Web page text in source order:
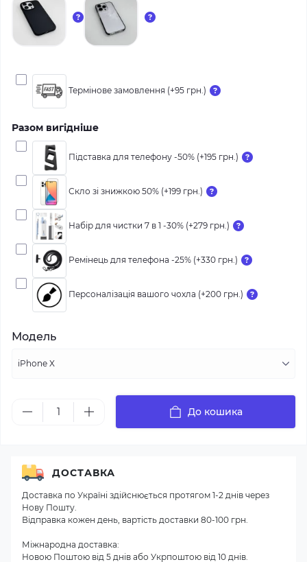
Термінове замовлення (+95 грн.)
Разом вигідніше
Підставка для телефону -50% (+195 грн.)
Скло зі знижкою 50% (+199 грн.)
Набір для чистки 7 в 1 -30% (+279 грн.)
Ремінець для телефона -25% (+330 грн.)
Персоналізація вашого чохла (+200 грн.)
Модель
До кошика
ДОСТАВКА
Доставка по Україні здійснюється протягом 1-2 днів через
Нову Пошту.
Відправка кожен день, вартість доставки 80-100 грн.
Міжнародна доставка:
Новою Поштою від 5 днів або Укрпоштою від 10 днів.